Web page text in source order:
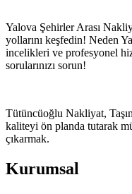
Yalova Şehirler Arası
yollarını keşfedin! Neden
incelikleri ve profesyonel
sorularınızı sorun!
Tütüncüoğlu Nakliyat,
kaliteyi ön planda tutarak
çıkarmak.
Kurumsal